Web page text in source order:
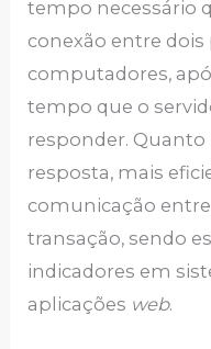
tempo necessário
conexão entre
computadores,
tempo que o
responder.
resposta, mais
comunicação
transação, sendo
indicadores em
aplicações web.